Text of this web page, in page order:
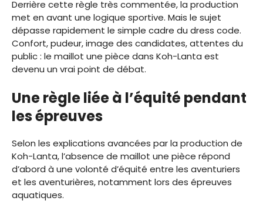
Derrière cette règle très commentée, la production
met en avant une logique sportive. Mais le sujet
dépasse rapidement le simple cadre du dress code.
Confort, pudeur, image des candidates, attentes du
public : le maillot une pièce dans Koh-Lanta est
devenu un vrai point de débat.
Une règle liée à l’équité pendant
les épreuves
Selon les explications avancées par la production de
Koh-Lanta, l’absence de maillot une pièce répond
d’abord à une volonté d’équité entre les aventuriers
et les aventurières, notamment lors des épreuves
aquatiques.